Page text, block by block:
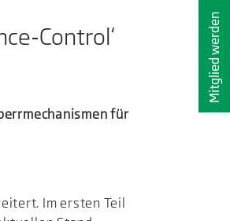
Mitglied werden
Control‘
für
Im ersten Teil